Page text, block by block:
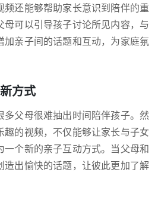
还能够帮助家长意识到陪伴的重
可以引导孩子讨论所见内容，与
亲子间的话题和互动，为家庭氛
方式
父母很难抽出时间陪伴孩子。然
的视频，不仅能够让家长与子女
个新的亲子互动方式。当父母和
出愉快的话题，让彼此更加了解